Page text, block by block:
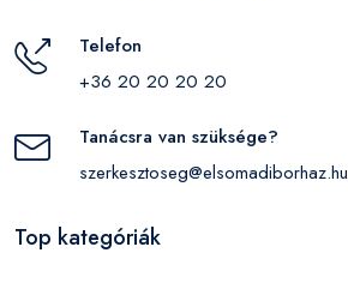
Telefon
+36 20 20 20 20
Tanácsra van szüksége?
szerkesztoseg@elsomadiborhaz.hu
Top kategóriák